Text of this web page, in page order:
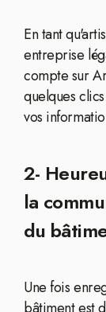
En tant
entreprise
compte sur
quelques
vos
2-
la
du
Une fois